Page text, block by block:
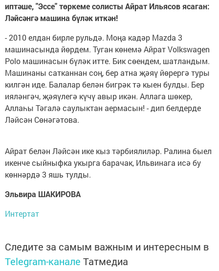
иптәше, "Эссе" төркеме солисты Айрат Ильясов ясаган:
Ләйсәнгә машина бүләк иткән!
- 2010 елдан бирле рульдә. Моңа кадәр Мazda 3
машинасында йөрдем. Туган көнемә Айрат Volkswagen
Polo машинасын бүләк итте. Бик сөендем, шатландым.
Машинаны сатканнан соң, бер атна җәяү йөрергә туры
килгән иде. Балалар белән бигрәк тә кыен булды. Бер
ияләнгәч, җәяүлегә күчү авыр икән. Аллага шөкер,
Аллаһы Тәгалә саулыктан аермасын! - дип белдерде
Ләйсән Сөнәгәтова.
Айрат белән Ләйсән ике кыз тәрбиялиләр. Ралина быел
икенче сыйныфка укырга барачак, Ильвинага исә бу
көннәрдә 3 яшь тулды.
Эльвира ШАКИРОВА
Интертат
Следите за самым важным и интересным в
Telegram-канале Татмедиа